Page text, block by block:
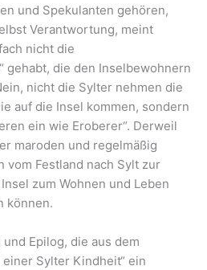
und Spekulanten gehören,
Verantwortung, meint
nicht die
gehabt, die den Inselbewohnern
nicht die Sylter nehmen die
auf die Insel kommen, sondern
ein wie Eroberer“. Derweil
maroden und regelmäßig
vom Festland nach Sylt zur
zum Wohnen und Leben
können.
Epilog, die aus dem
Sylter Kindheit“ ein